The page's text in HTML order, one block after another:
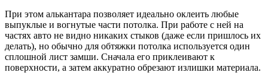
При этом алькантара позволяет идеально оклеить любые
выпуклые и вогнутые части потолка. При работе с ней на
частях авто не видно никаких стыков (даже если пришлось их
делать), но обычно для обтяжки потолка используется один
сплошной лист замши. Сначала его приклеивают к
поверхности, а затем аккуратно обрезают излишки материала.